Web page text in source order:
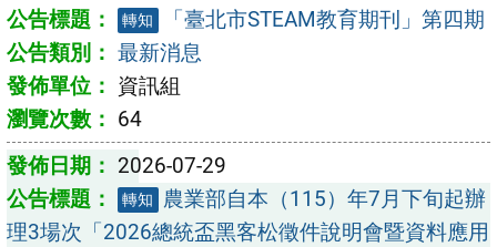
轉知
「臺北市STEAM教育期刊」第四期
最新消息
資訊組
64
2026-07-29
轉知
農業部自本（115）年7月下旬起辦
理3場次「2026總統盃黑客松徵件說明會暨資料應用